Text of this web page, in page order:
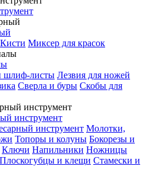
Кисти Миксер для красок
шлиф-листы Лезвия для ножей
Сверла и буры Скобы для
инструмент
инструмент Молотки,
Топоры и колуны Бокорезы и
Ключи Напильники Ножницы
Плоскогубцы и клещи Стамески и